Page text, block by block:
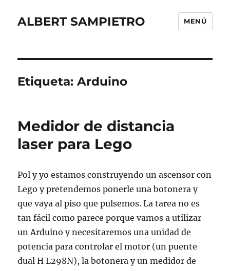
ALBERT SAMPIETRO MENÚ
Etiqueta:Arduino
Medidor de distancia
laser para Lego
Pol y yo estamos construyendo un ascensor con
Lego y pretendemos ponerle una botonera y
que vaya al piso que pulsemos. La tarea no es
tan fácil como parece porque vamos a utilizar
un Arduino y necesitaremos una unidad de
potencia para controlar el motor (un puente
dual H L298N), la botonera y un medidor de